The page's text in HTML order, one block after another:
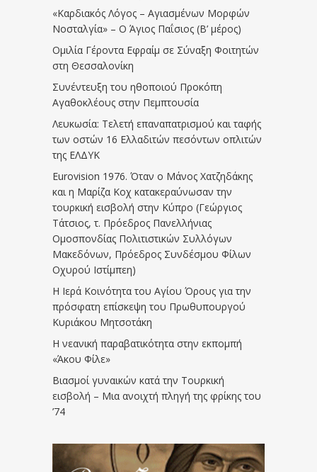
«Καρδιακός Λόγος – Αγιασμένων Μορφών
Νοσταλγία» – Ο Άγιος Παΐσιος (Β’ μέρος)
Ομιλία Γέροντα Εφραίμ σε Σύναξη Φοιτητών
στη Θεσσαλονίκη
Συνέντευξη του ηθοποιού Προκόπη
Αγαθοκλέους στην Πεμπτουσία
Λευκωσία: Τελετή επαναπατρισμού και ταφής
των οστών 16 Ελλαδιτών πεσόντων οπλιτών
της ΕΛΔΥΚ
Eurovision 1976. Όταν ο Μάνος Χατζηδάκης
και η Μαρίζα Κοχ κατακεραύνωσαν την
τουρκική εισβολή στην Κύπρο (Γεώργιος
Τάτσιος, τ. Πρόεδρος Πανελλήνιας
Ομοσπονδίας Πολιτιστικών Συλλόγων
Μακεδόνων, Πρόεδρος Συνδέσμου Φίλων
Οχυρού Ιστίμπεη)
Η Ιερά Κοινότητα του Αγίου Όρους για την
πρόσφατη επίσκεψη του Πρωθυπουργού
Κυριάκου Μητσοτάκη
Η νεανική παραβατικότητα στην εκπομπή
«Άκου Φίλε»
Βιασμοί γυναικών κατά την Τουρκική
εισβολή – Μια ανοιχτή πληγή της φρίκης του
’74